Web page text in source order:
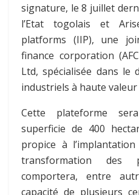
signature, le 8 juillet
l’Etat togolais et
platforms (IIP), une
finance corporation
Ltd, spécialisée dans le
industriels à haute
Cette plateforme
superficie de 400
propice à
transformation des
comportera, entre
capacité de plusieurs